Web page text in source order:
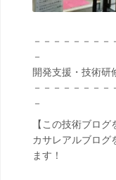
－－－－－－－－
－
開発支援・技術研
－－－－－－－－
－
【この技術ブロ
カサレアルブログ
ます！